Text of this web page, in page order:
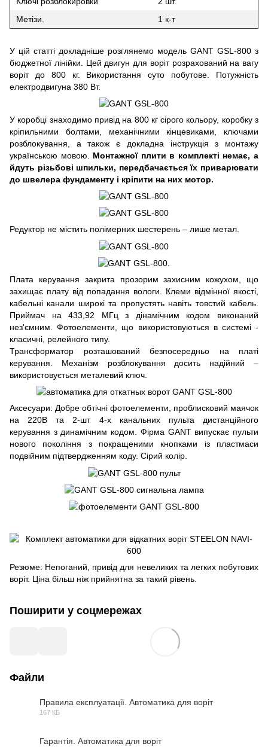
Метізи.
1 к-т
У цій статті докладніше розглянемо модель GANT GSL-800 з
бюджетної лінійки. Цей двигун для воріт розрахований на вагу
воріт до 800 кг. Використання суто побутове. Потужність
електродвигуна 380 Вт.
У коробці знаходимо привід на 800 кг сірого кольору, коробку з
кріпильними болтами, механічними кінцевиками, ключами
розблокування, а також є докладна інструкція з монтажу
українською мовою. Монтажної плити в комплекті немає, а
йдуть різьбові шпильки, передбачається їх приварювати
до швелера фундаменту і кріпити на них мотор.
Редуктор не містить полімерних шестерень – лише метал.
Плата керування закрита прозорим захисним кожухом, що
захищає плату від попадання вологи. Клеми відмінної якості,
кабельні канали широкі та пропустять навіть товстий кабель.
Приймач на 433,92 МГц з дінамічним кодом виконаний
нез'ємним. Фотоелементи, що використовуються в системі -
класичні, релейного типу.
Трансформатор розташований безпосередньо на платі
керування. Механізм розблокування досить надійний –
використовується металевий ключ.
Аксесуари: Добре обтічні фотоелементи, проблисковий маячок
на 220В та 2-шт 4-х канальних пульта дистанційного
керування з динамічним кодом. Фірма GANT випускає пульти
нового покоління з покращеними кнопками із пластмаси
подвійним підтвердженням коду. Сірий колір.
Резюме: Непоганий, привід для невеликих та легких побутових
воріт. Ціна більш ніж прийнятна за такий рівень.
Поширити у соцмережах
Файли
Правила експлуатації. Автоматика для воріт
167 КБ
Гарантія. Автоматика для воріт